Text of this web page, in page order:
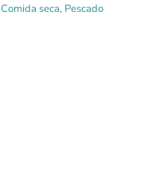
Comida seca, Pescado